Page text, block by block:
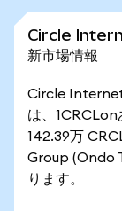
Circle
新市場情報
Circle
は、1CRCLon
142.39万
Group (Ondo
ります。